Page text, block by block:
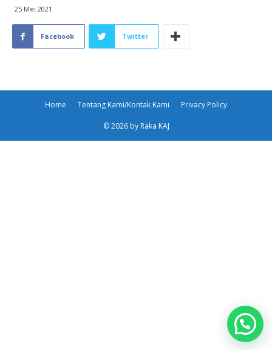
25 Mei 2021
Facebook Twitter
Home Tentang Kami/Kontak Kami Privacy Policy
© 2026 by Raka KAJ